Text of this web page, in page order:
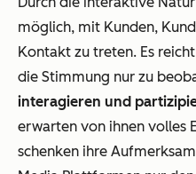
möglich, mit Kunden,
Kontakt zu treten. Es
die Stimmung nur zu
interagieren und
erwarten von ihnen volles
schenken ihre